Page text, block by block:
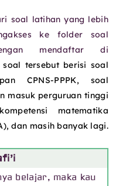
soal latihan yang lebih
ke folder soal
mendaftar di
soal tersebut berisi soal
CPNS-PPPK, soal
masuk perguruan tinggi
matematika
dan masih banyak lagi.
belajar, maka kau